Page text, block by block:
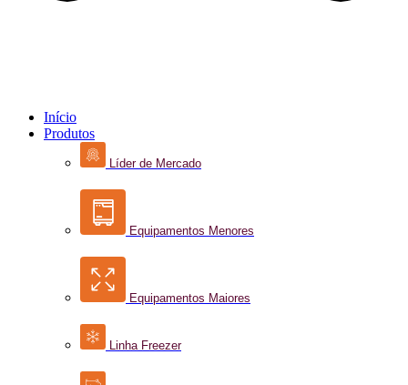
Início
Produtos
Líder de Mercado
Equipamentos Menores
Equipamentos Maiores
Linha Freezer